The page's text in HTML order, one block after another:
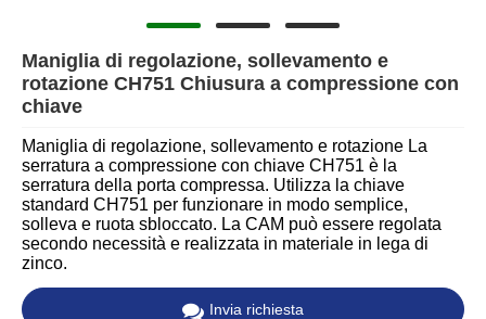
Maniglia di regolazione, sollevamento e
rotazione CH751 Chiusura a compressione con
chiave
Maniglia di regolazione, sollevamento e rotazione La
serratura a compressione con chiave CH751 è la
serratura della porta compressa. Utilizza la chiave
standard CH751 per funzionare in modo semplice,
solleva e ruota sbloccato. La CAM può essere regolata
secondo necessità e realizzata in materiale in lega di
zinco.
Invia richiesta